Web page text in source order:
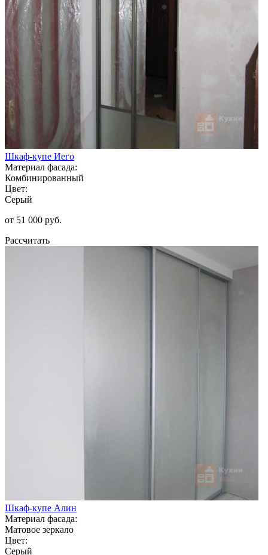
Шкаф-купе Иего
Материал фасада:
Комбинированный
Цвет:
Серый
от 51 000 руб.
Рассчитать
Шкаф-купе Алин
Материал фасада:
Матовое зеркало
Цвет:
Серый